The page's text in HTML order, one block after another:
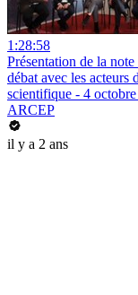
1:28:58
Présentation de la
débat avec les acteurs
scientifique - 4
ARCEP
il y a 2 ans